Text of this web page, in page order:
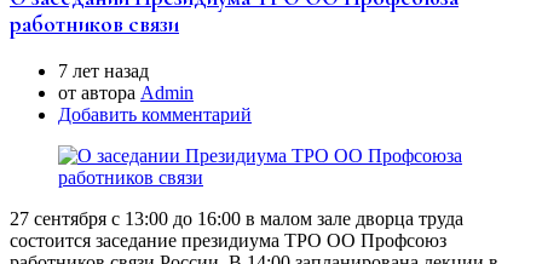
работников связи
7 лет назад
от автора Аdmin
Добавить комментарий
27 сентября с 13:00 до 16:00 в малом зале дворца труда
состоится заседание президиума ТРО ОО Профсоюз